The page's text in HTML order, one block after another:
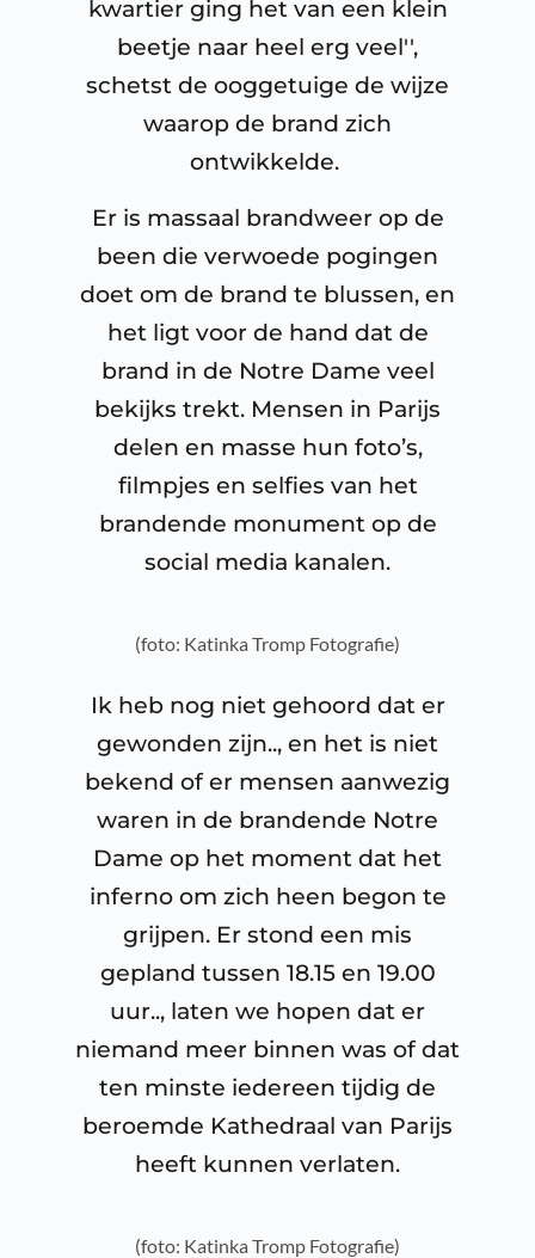
kwartier ging het van een klein
beetje naar heel erg veel'',
schetst de ooggetuige de wijze
waarop de brand zich
ontwikkelde.
Er is massaal brandweer op de
been die verwoede pogingen
doet om de brand te blussen, en
het ligt voor de hand dat de
brand in de Notre Dame veel
bekijks trekt. Mensen in Parijs
delen en masse hun foto’s,
filmpjes en selfies van het
brandende monument op de
social media kanalen.
(foto: Katinka Tromp Fotografie)
Ik heb nog niet gehoord dat er
gewonden zijn.., en het is niet
bekend of er mensen aanwezig
waren in de brandende Notre
Dame op het moment dat het
inferno om zich heen begon te
grijpen. Er stond een mis
gepland tussen 18.15 en 19.00
uur.., laten we hopen dat er
niemand meer binnen was of dat
ten minste iedereen tijdig de
beroemde Kathedraal van Parijs
heeft kunnen verlaten.
(foto: Katinka Tromp Fotografie)